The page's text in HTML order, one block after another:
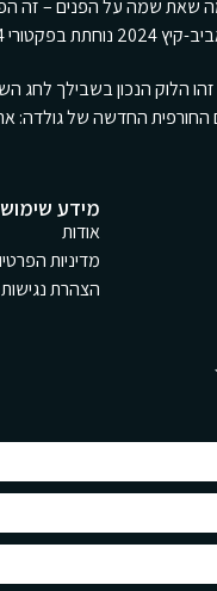
הלוק הנכון בשבילך לחג
החורפית החדשה של גולדה:
מידע
אודות
מדיניות
הצהרת נגישות